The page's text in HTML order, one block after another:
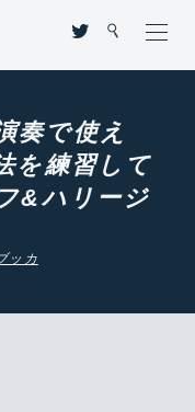
奏で使え
を練習して
&ハリージ
ッカ